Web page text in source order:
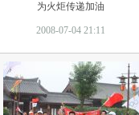
为火炬传递加油
2008-07-04 21:11